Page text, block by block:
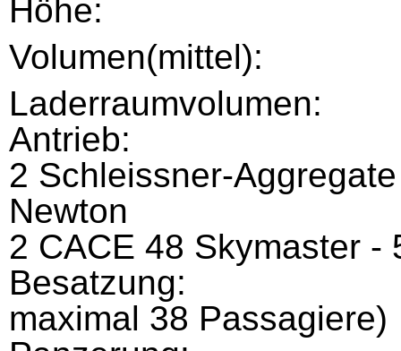
Höhe:
Volumen(mittel):
Laderraumvolumen:
Antrieb:
2 Schleissner-
Newton
2 CACE 48 Skymaster -
Besatzung:
maximal 38 Passagiere)